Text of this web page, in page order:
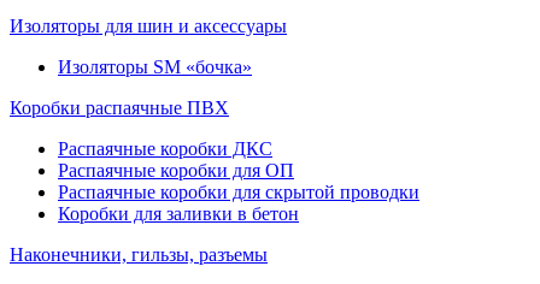
Изоляторы для шин и аксессуары
Изоляторы SM «бочка»
Коробки распаячные ПВХ
Распаячные коробки ДКС
Распаячные коробки для ОП
Распаячные коробки для скрытой проводки
Коробки для заливки в бетон
Наконечники, гильзы, разъемы